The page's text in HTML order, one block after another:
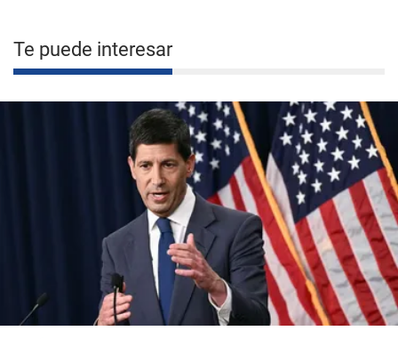
Te puede interesar